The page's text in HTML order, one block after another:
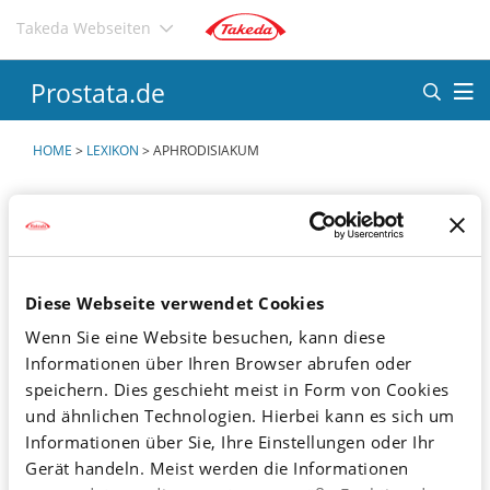
Diese Webseite verwendet Cookies
Wenn Sie eine Website besuchen, kann diese
Informationen über Ihren Browser abrufen oder
speichern. Dies geschieht meist in Form von Cookies
und ähnlichen Technologien. Hierbei kann es sich um
Informationen über Sie, Ihre Einstellungen oder Ihr
Gerät handeln. Meist werden die Informationen
Direkt
Inhalt
Takeda Webseiten
Prostata.de
HOME > LEXIKON >APHRODISIAKUM
A B C D E
G
H I J K
L
M
N O P Q
R
S
T U V W
X
Y
Z Ä Ö Ü <